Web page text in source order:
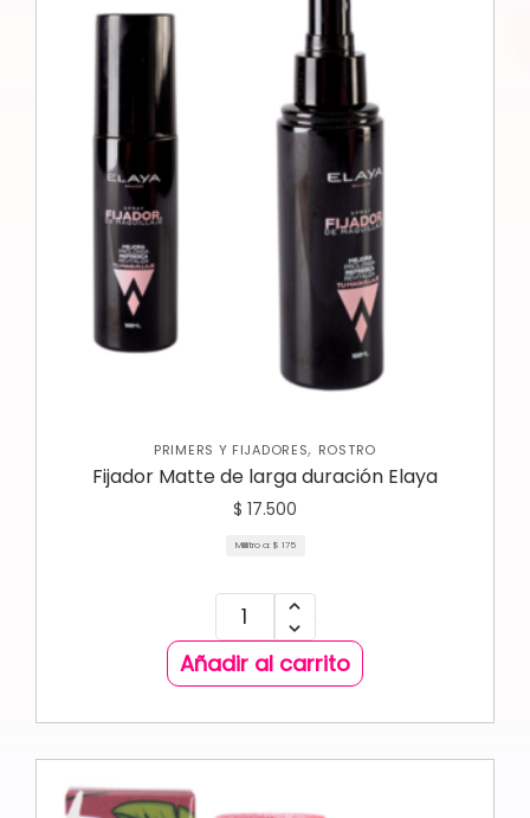
PRIMERS Y FIJADORES, ROSTRO
Fijador Matte de larga duración Elaya
$ 17.500
Mililitro a: $ 175
Añadir al carrito